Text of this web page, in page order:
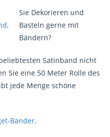
Sie Dekorieren und
Basteln gerne mit
Bändern?
Satinband nicht
Sie eine 50 Meter Rolle des
jede Menge schöne
Bänder.